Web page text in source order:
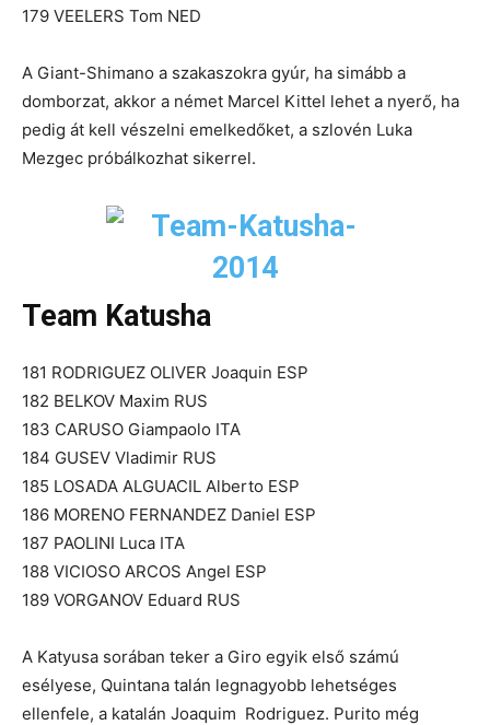
179 VEELERS Tom NED
A Giant-Shimano a szakaszokra gyúr, ha simább a
domborzat, akkor a német Marcel Kittel lehet a nyerő, ha
pedig át kell vészelni emelkedőket, a szlovén Luka
Mezgec próbálkozhat sikerrel.
Team Katusha
181 RODRIGUEZ OLIVER Joaquin ESP
182 BELKOV Maxim RUS
183 CARUSO Giampaolo ITA
184 GUSEV Vladimir RUS
185 LOSADA ALGUACIL Alberto ESP
186 MORENO FERNANDEZ Daniel ESP
187 PAOLINI Luca ITA
188 VICIOSO ARCOS Angel ESP
189 VORGANOV Eduard RUS
A Katyusa sorában teker a Giro egyik első számú
esélyese, Quintana talán legnagyobb lehetséges
ellenfele, a katalán Joaquim Rodriguez. Purito még